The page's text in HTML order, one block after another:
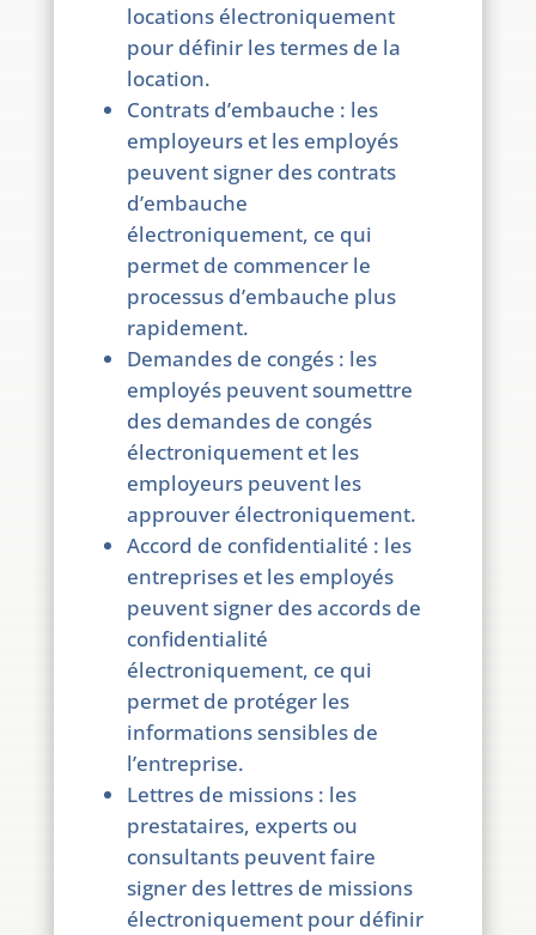
locations électroniquement
pour définir les termes de la
location.
Contrats d’embauche : les
employeurs et les employés
peuvent signer des contrats
d’embauche
électroniquement, ce qui
permet de commencer le
processus d’embauche plus
rapidement.
Demandes de congés : les
employés peuvent soumettre
des demandes de congés
électroniquement et les
employeurs peuvent les
approuver électroniquement.
Accord de confidentialité : les
entreprises et les employés
peuvent signer des accords de
confidentialité
électroniquement, ce qui
permet de protéger les
informations sensibles de
l’entreprise.
Lettres de missions : les
prestataires, experts ou
consultants peuvent faire
signer des lettres de missions
électroniquement pour définir